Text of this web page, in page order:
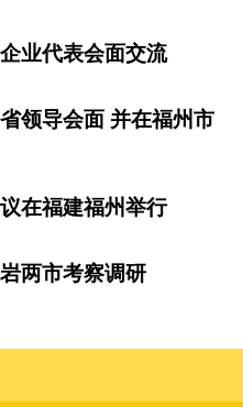
业代表会面交流
领导会面 并在福州市
在福建福州举行
两市考察调研